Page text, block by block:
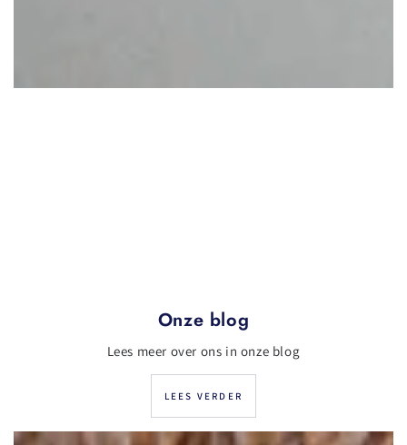
Onze blog
Lees meer over ons in onze blog
LEES VERDER